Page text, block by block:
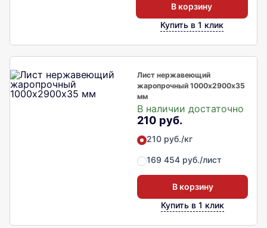
В корзину
Купить в 1 клик
Лист нержавеющий
жаропрочный 1000х2900х35
мм
В наличии достаточно
210 руб.
210 руб./кг
169 454 руб./лист
В корзину
Купить в 1 клик